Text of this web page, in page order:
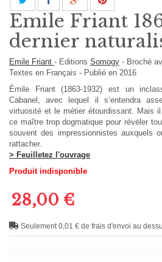
Emile Friant
dernier
Emile Friant - Editions Somogy - Broché
Textes en Français - Publié en 2016
Émile Friant (1863-1932) est un
Cabanel, avec lequel il s’entendra
virtuosité et le métier étourdissant. Mais
ce maître trop dogmatique pour révéler
souvent des impressionnistes auxquels
rattacher.
> Feuilletez l'ouvrage
Produit indisponible
28,00 €
Seulement 0,01 € de frais d'envoi au